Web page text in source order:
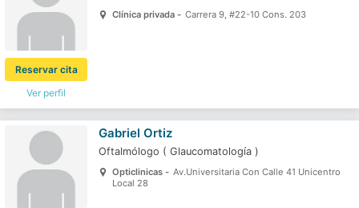
Ver perfil
Reservar cita
Clínica privada - Carrera 9, #22-10 Cons. 203
Gabriel Ortiz
Oftalmólogo ( Glaucomatología )
Opticlinicas - Av.Universitaria Con Calle 41 Unicentro
Local 28